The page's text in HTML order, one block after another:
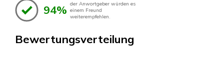
94% der Anwortgeber würden es
einem Freund
weiterempfehlen.
Bewertungsverteilung